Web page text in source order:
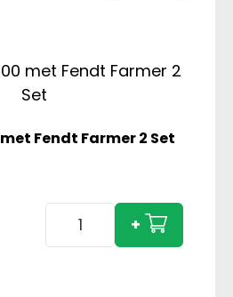
Fendt Farmer 2 Set
Amazone
S300
+